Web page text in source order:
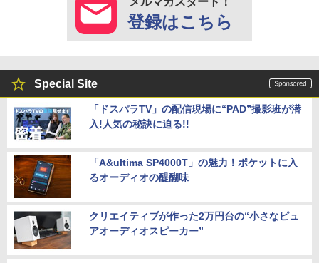
登録はこちら
Special Site
「ドスパラTV」の配信現場に“PAD”撮影班が潜
入!人気の秘訣に迫る!!
「A&ultima SP4000T」の魅力！ポケットに入
るオーディオの醍醐味
クリエイティブが作った2万円台の“小さなピュ
アオーディオスピーカー”